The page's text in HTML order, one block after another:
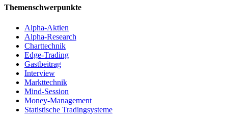
Themenschwerpunkte
Alpha-Aktien
Alpha-Research
Charttechnik
Edge-Trading
Gastbeitrag
Interview
Markttechnik
Mind-Session
Money-Management
Statistische Tradingsysteme